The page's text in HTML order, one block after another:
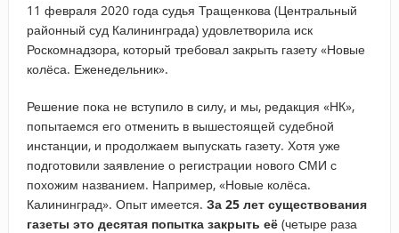
11 февраля 2020 года судья Тращенкова (Центральный
районный суд Калининграда) удовлетворила иск
Роскомнадзора, который требовал закрыть газету «Новые
колёса. Еженедельник».
Решение пока не вступило в силу, и мы, редакция «НК»,
попытаемся его отменить в вышестоящей судебной
инстанции, и продолжаем выпускать газету. Хотя уже
подготовили заявление о регистрации нового СМИ с
похожим названием. Например, «Новые колёса.
Калининград». Опыт имеется. За 25 лет существования
газеты это десятая попытка закрыть её (четыре раза